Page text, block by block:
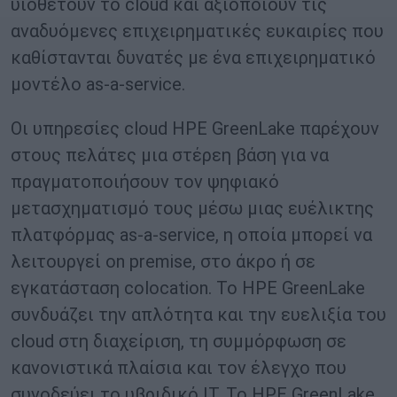
υιοθετούν το cloud και αξιοποιούν τις
αναδυόμενες επιχειρηματικές ευκαιρίες που
καθίστανται δυνατές με ένα επιχειρηματικό
μοντέλο as-a-service.
Οι υπηρεσίες cloud HPE GreenLake παρέχουν
στους πελάτες μια στέρεη βάση για να
πραγματοποιήσουν τον ψηφιακό
μετασχηματισμό τους μέσω μιας ευέλικτης
πλατφόρμας as-a-service, η οποία μπορεί να
λειτουργεί on premise, στο άκρο ή σε
εγκατάσταση colocation. Το HPE GreenLake
συνδυάζει την απλότητα και την ευελιξία του
cloud στη διαχείριση, τη συμμόρφωση σε
κανονιστικά πλαίσια και τον έλεγχο που